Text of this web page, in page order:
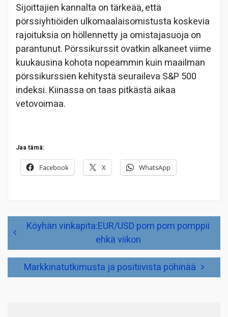
Sijoittajien kannalta on tärkeää, että
pörssiyhtiöiden ulkomaalaisomistusta koskevia
rajoituksia on höllennetty ja omistajasuoja on
parantunut. Pörssikurssit ovatkin alkaneet viime
kuukausina kohota nopeammin kuin maailman
pörssikurssien kehitystä seuraileva S&P 500
indeksi. Kiinassa on taas pitkästä aikaa
vetovoimaa.
Jaa tämä:
Facebook X WhatsApp
Artikkelien
selausKöyhän vinkapita:EUR/USD pom pom pomppii
ehkä viikon
Markkinatutkimusta ja positiivista pöhinää